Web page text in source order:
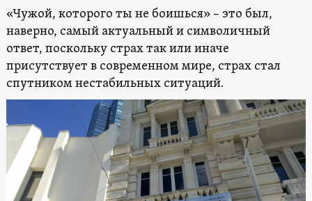
«Чужой, которого ты не боишься» – это был,
наверно, самый актуальный и символичный
ответ, поскольку страх так или иначе
присутствует в современном мире, страх стал
спутником нестабильных ситуаций.